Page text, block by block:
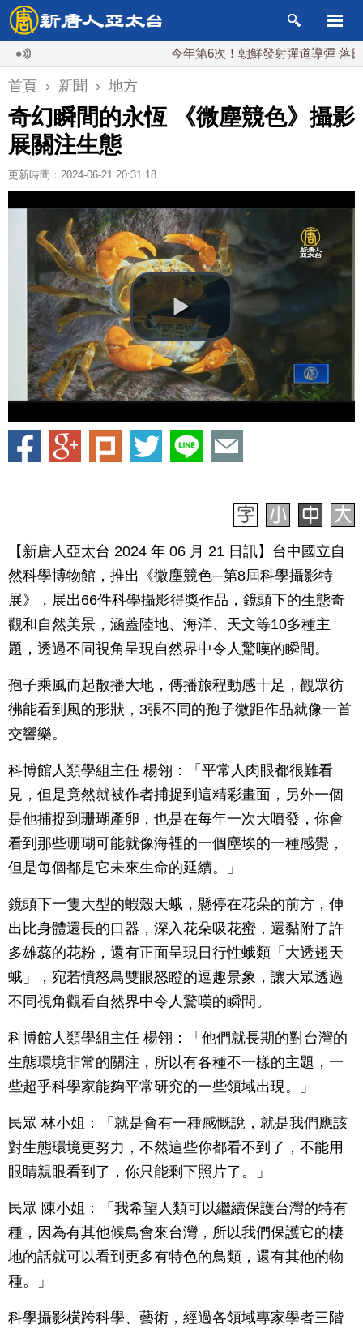
今年第6次！朝鮮發射彈道導彈 落日本
首頁 › 新聞 › 地方
奇幻瞬間的永恆 《微塵競色》攝影
展關注生態
更新時間：2024-06-21 20:31:18
【新唐人亞太台 2024 年 06 月 21 日訊】台中國立自
然科學博物館，推出《微塵競色─第8屆科學攝影特
展》，展出66件科學攝影得獎作品，鏡頭下的生態奇
觀和自然美景，涵蓋陸地、海洋、天文等10多種主
題，透過不同視角呈現自然界中令人驚嘆的瞬間。
孢子乘風而起散播大地，傳播旅程動感十足，觀眾彷
彿能看到風的形狀，3張不同的孢子微距作品就像一首
交響樂。
科博館人類學組主任 楊翎：「平常人肉眼都很難看
見，但是竟然就被作者捕捉到這精彩畫面，另外一個
是他捕捉到珊瑚產卵，也是在每年一次大噴發，你會
看到那些珊瑚可能就像海裡的一個塵埃的一種感覺，
但是每個都是它未來生命的延續。」
鏡頭下一隻大型的蝦殼天蛾，懸停在花朵的前方，伸
出比身體還長的口器，深入花朵吸花蜜，還黏附了許
多雄蕊的花粉，還有正面呈現日行性蛾類「大透翅天
蛾」，宛若憤怒鳥雙眼怒瞪的逗趣景象，讓大眾透過
不同視角觀看自然界中令人驚嘆的瞬間。
科博館人類學組主任 楊翎：「他們就長期的對台灣的
生態環境非常的關注，所以有各種不一樣的主題，一
些超乎科學家能夠平常研究的一些領域出現。」
民眾 林小姐：「就是會有一種感慨說，就是我們應該
對生態環境更努力，不然這些你都看不到了，不能用
眼睛親眼看到了，你只能剩下照片了。」
民眾 陳小姐：「我希望人類可以繼續保護台灣的特有
種，因為有其他候鳥會來台灣，所以我們保護它的棲
地的話就可以看到更多有特色的鳥類，還有其他的物
種。」
科學攝影橫跨科學、藝術，經過各領域專家學者三階